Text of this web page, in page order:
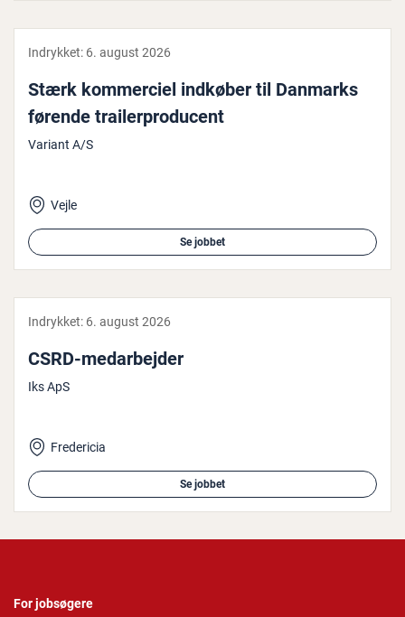
Indrykket: 6. august 2026
Stærk kom­merci­el indkøber til Danmarks
førende trai­ler­pro­du­cent
Variant A/S
Vejle
Se jobbet
Indrykket: 6. august 2026
CSRD-me­d­ar­bej­der
Iks ApS
Fredericia
Se jobbet
For jobsøgere